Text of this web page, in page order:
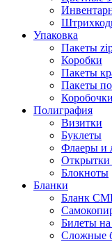
Упаковка
Пакеты
Коробки
Пакеты
Пакеты
Полиграфия
Визитки
Буклеты
Флаеры и
Открытки
Блокноты
Бланки
Бланк
Билеты
Сложные